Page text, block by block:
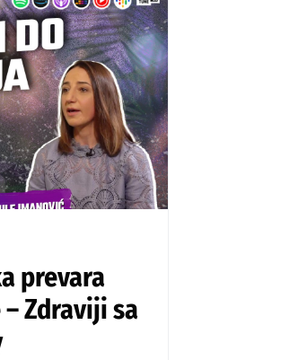
prevara
Zdraviji sa